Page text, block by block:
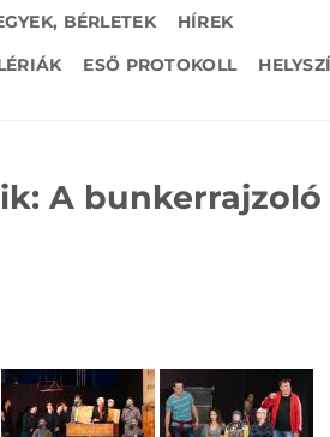
BÉRLETEK
HÍREK
ESŐ PROTOKOLL
A bunkerrajzoló